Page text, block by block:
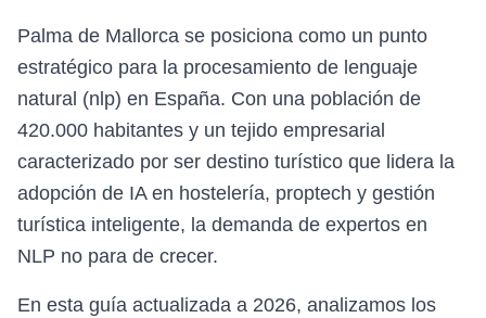
Palma de Mallorca se posiciona como un punto
estratégico para la procesamiento de lenguaje
natural (nlp) en España. Con una población de
420.000 habitantes y un tejido empresarial
caracterizado por ser destino turístico que lidera la
adopción de IA en hostelería, proptech y gestión
turística inteligente, la demanda de expertos en
NLP no para de crecer.
En esta guía actualizada a 2026, analizamos los